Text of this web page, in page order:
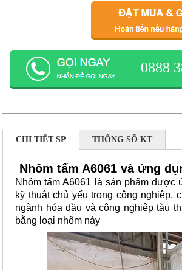
0888
CHI TIẾT SP THÔNG SỐ KT
Nhôm tấm A6061 và ứng
Nhôm tấm A6061 là sản phẩm được
kỹ thuật chủ yếu trong công nghiệp,
ngành hóa dầu và công nghiệp tàu
bằng loại nhôm này